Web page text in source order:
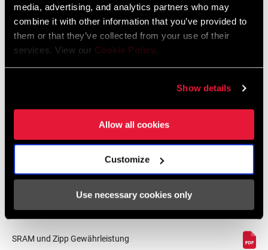
media, advertising, and analytics partners who may
combine it with other information that you’ve provided to
them or that they’ve collected from your use of their
services. View our Cookie Policy.
Show details
Allow all cookies
Customize
Use necessary cookies only
Sprache:
日本語, 官话, Português,
Nederlands, Italiano, Français,
Español, English, Deutsch
348 KB
Ελληνικά, Română, Język polski,
English, Dansk, Český Jazyk
SRAM Gewährleistung
SRAM und Zipp Gewährleistung